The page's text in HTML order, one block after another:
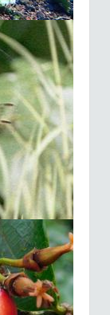
Fiche espèce
Fiche espèce
Fiche espèce
Fiche espèce